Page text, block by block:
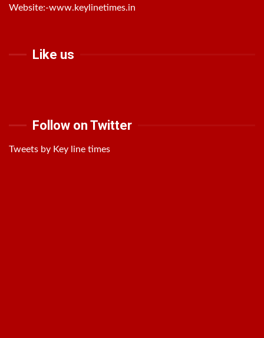
Website:-www.keylinetimes.in
Like us
Follow on Twitter
Tweets by Key line times